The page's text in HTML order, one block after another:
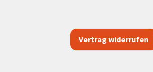
Vertrag widerrufen